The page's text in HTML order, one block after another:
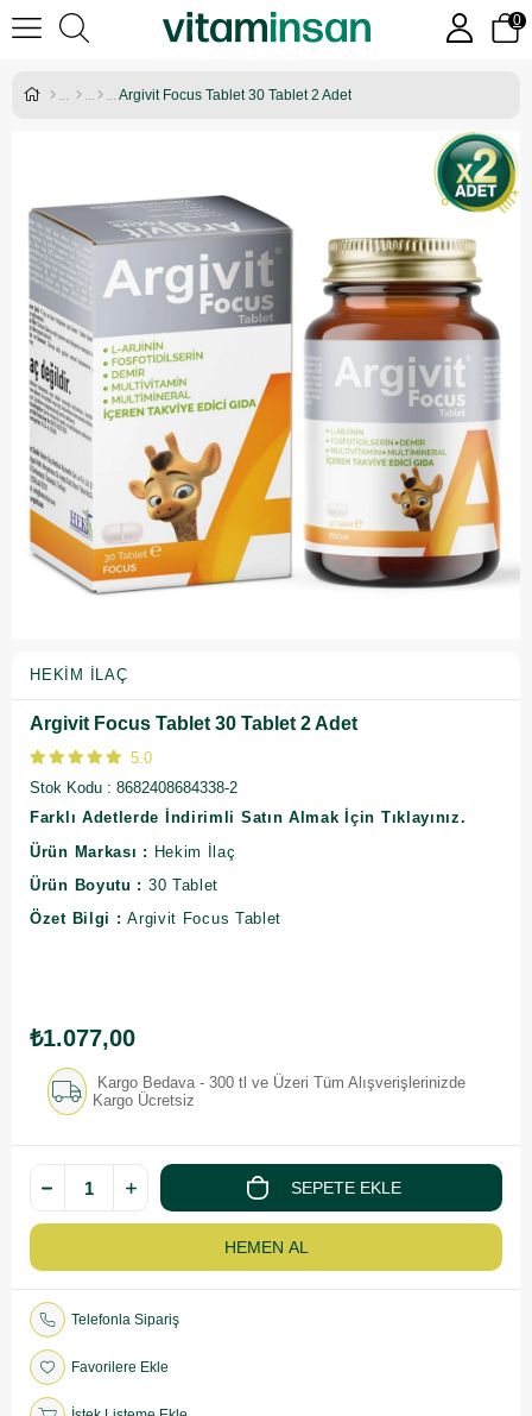
0
Argivit Focus Tablet 30 Tablet 2 Adet
HEKIM İLAÇ
Argivit Focus Tablet 30 Tablet 2 Adet
5.0
Stok Kodu
8682408684338-2
Farklı Adetlerde İndirimli Satın Almak İçin Tıklayınız.
Ürün Markası : Hekim İlaç
Ürün Boyutu : 30 Tablet
Özet Bilgi :Argivit Focus Tablet
₺1.077,00
Kargo Bedava - 300 tl ve Üzeri Tüm Alışverişlerinizde
Kargo Ücretsiz
Telefonla Sipariş
Favorilere Ekle